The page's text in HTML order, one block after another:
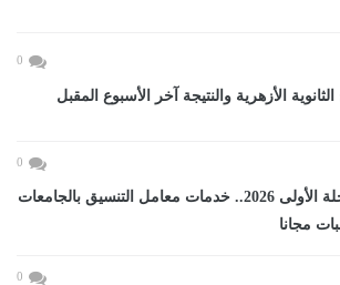
0
الثانوية الأزهرية والنتيجة آخر الأسبوع المقبل
0
تنسيق المرحلة الأولى 2026.. خدمات معامل التنسيق بالجامعات
مجانا
0